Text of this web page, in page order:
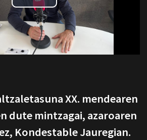
XX. mendearen
dute mintzagai, azaroaren
Kondestable Jauregian.